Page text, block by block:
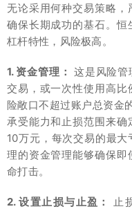
无论采用何种交易策略
确保长期成功的基石。
杠杆特性，风险极高。
1. 资金管理： 这是风险管
交易，或一次性使用高
险敞口不超过账户总资金
承受能力和止损范围来
10万元，每次交易的最
理的资金管理能够确保
命打击。
2. 设置止损与止盈：
止